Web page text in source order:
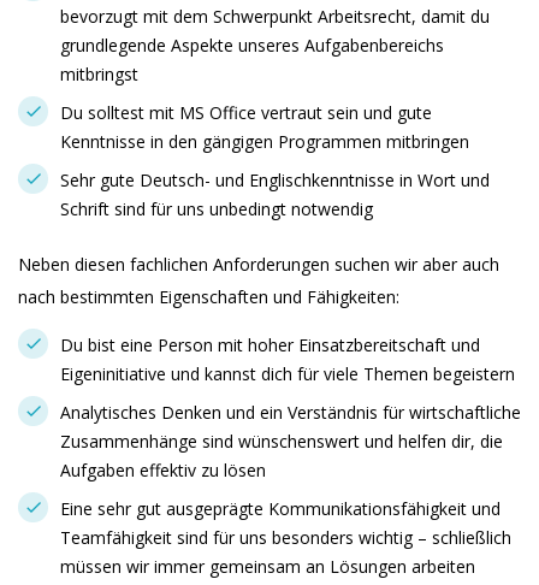
bevorzugt mit dem Schwerpunkt Arbeitsrecht, damit du
grundlegende Aspekte unseres Aufgabenbereichs
mitbringst
Du solltest mit MS Office vertraut sein und gute
Kenntnisse in den gängigen Programmen mitbringen
Sehr gute Deutsch- und Englischkenntnisse in Wort und
Schrift sind für uns unbedingt notwendig
Neben diesen fachlichen Anforderungen suchen wir aber auch
nach bestimmten Eigenschaften und Fähigkeiten:
Du bist eine Person mit hoher Einsatzbereitschaft und
Eigeninitiative und kannst dich für viele Themen begeistern
Analytisches Denken und ein Verständnis für wirtschaftliche
Zusammenhänge sind wünschenswert und helfen dir, die
Aufgaben effektiv zu lösen
Eine sehr gut ausgeprägte Kommunikationsfähigkeit und
Teamfähigkeit sind für uns besonders wichtig – schließlich
müssen wir immer gemeinsam an Lösungen arbeiten